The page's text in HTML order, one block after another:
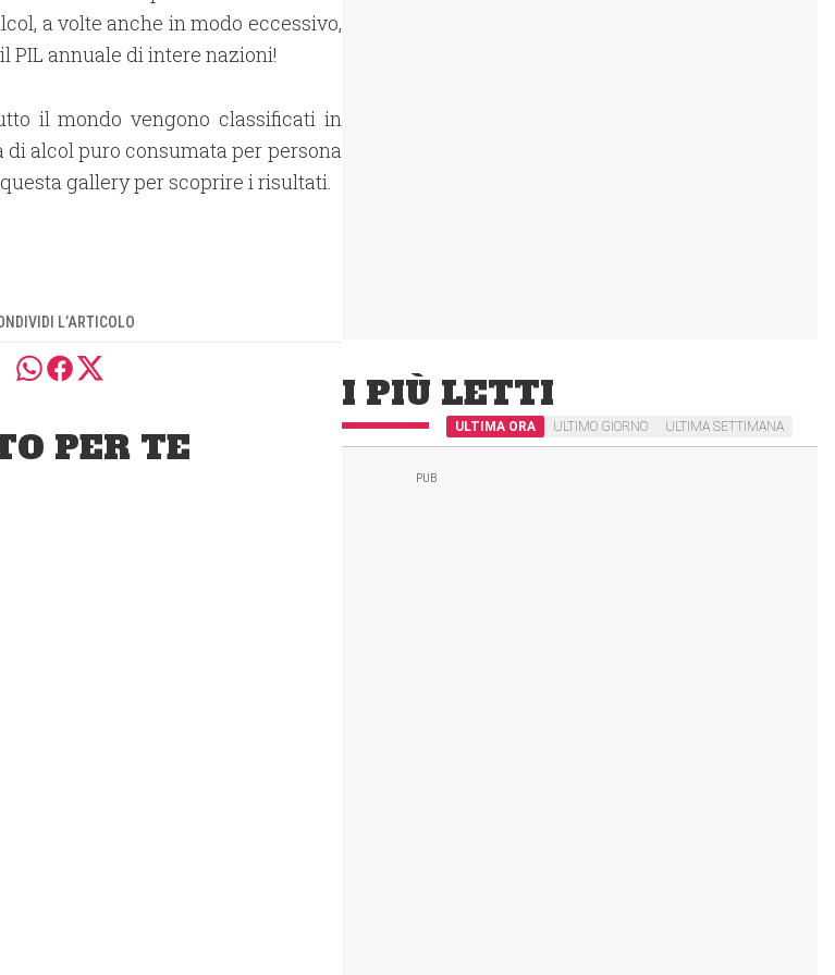
a volte anche in modo eccessivo,
PIL annuale di intere nazioni!
il mondo vengono classificati in
alcol puro consumata per persona
gallery per scoprire i risultati.
L’ARTICOLO
PER TE
I PIÙ LETTI
ULTIMA ORA ULTIMO GIORNO ULTIMA SETTIMANA